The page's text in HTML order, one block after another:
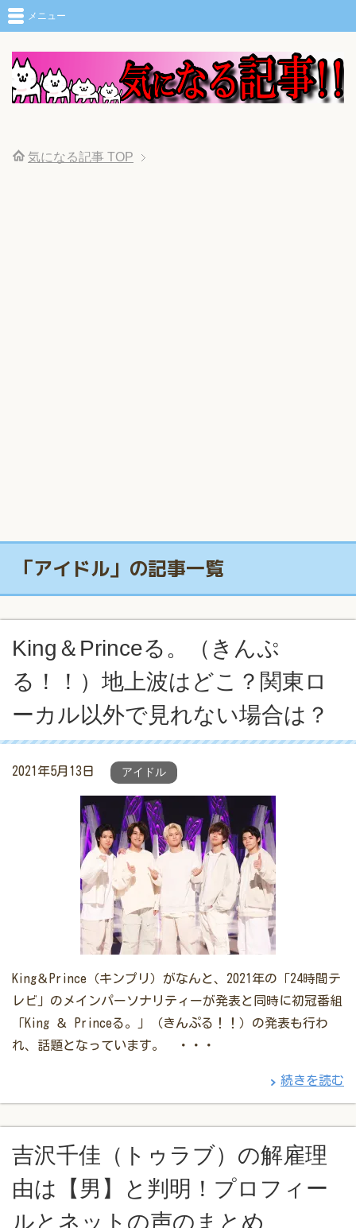
メニュー
気になる記事 TOP
「アイドル」の記事一覧
King＆Princeる。（きんぷ
る！！）地上波はどこ？関東ロ
ーカル以外で見れない場合は？
2021年5月13日 アイドル
King＆Prince（キンプリ）がなんと、2021年の「24時間テ
レビ」のメインパーソナリティーが発表と同時に初冠番組
「King ＆ Princeる。」（きんぷる！！）の発表も行わ
れ、話題となっています。 ・・・
続きを読む
吉沢千佳（トゥラブ）の解雇理
由は【男】と判明！プロフィー
ルとネットの声のまとめ